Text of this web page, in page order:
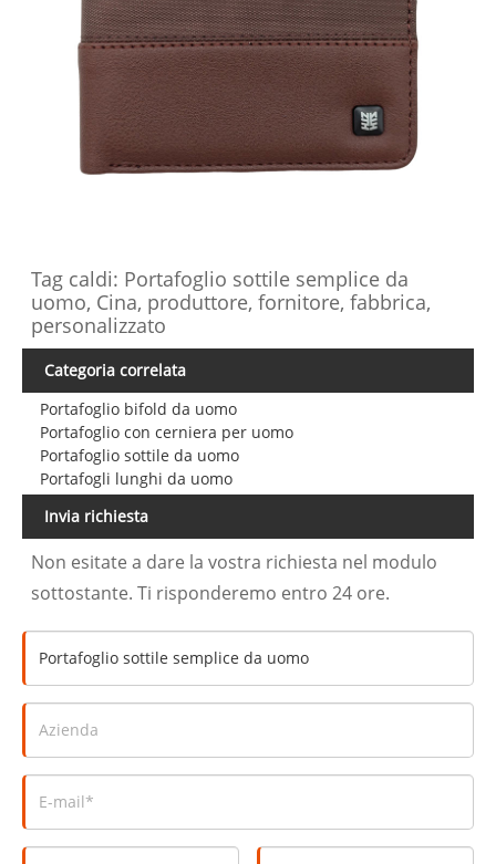
Tag caldi: Portafoglio sottile semplice da
uomo, Cina, produttore, fornitore, fabbrica,
personalizzato
Categoria correlata
Portafoglio bifold da uomo
Portafoglio con cerniera per uomo
Portafoglio sottile da uomo
Portafogli lunghi da uomo
Invia richiesta
Non esitate a dare la vostra richiesta nel modulo
sottostante. Ti risponderemo entro 24 ore.